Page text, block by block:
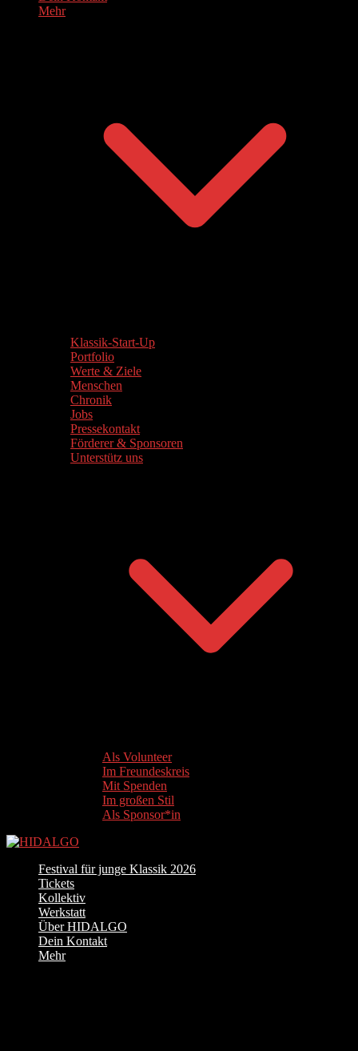
Mehr
Klassik-Start-Up
Portfolio
Werte & Ziele
Menschen
Chronik
Jobs
Pressekontakt
Förderer & Sponsoren
Unterstütz uns
Als Volunteer
Im Freundeskreis
Mit Spenden
Im großen Stil
Als Sponsor*in
Festival für junge Klassik 2026
Tickets
Kollektiv
Werkstatt
Über HIDALGO
Dein Kontakt
Mehr